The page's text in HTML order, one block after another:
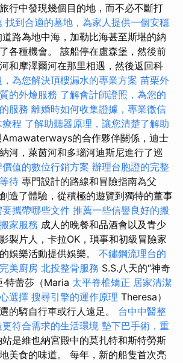
行中發現幾個目的地，而不必不斷打
找到合適的墓地，為家人提供一個安穩
路為地中海，加勒比海甚至斯堪的納
各種機會。 該船停在盧森堡，然後前
和摩澤爾河在那里相遇，然後返回科
為您解決頂樓漏水的專業方案 苗栗外
的外燴服務 了解會計師證照，為您的
服務 離婚時如何收集證據，專業徵信
程 了解助聽器原理，讓您清楚了解助
Amawaterways的合作夥伴關係，迪士
河，萊茵河和多瑙河迪斯尼進行了巡
值的數位行銷方案 辦理台胞證的完整
待 專門設計的路線和冒險指南為父
造了體驗，從積極的遊覽到獨特的董事
攜帶哪些文件 推薦一些信譽良好的搬
家服務 成人的晚餐和品酒會以及青少
製片人，卡拉OK，瑣事和初級冒險家
娛樂活動提供娛樂。 不鏽鋼流理台的
美廚房 北投整骨服務 S.S.八天的“神奇
特蕾莎（Maria 太平脊椎矯正 居家清潔
選擇 搜尋引擎的運作原理 Theresa）
的騎自行車或行人遠足。 台中中醫整
符合需求的生活環境 墊下巴手術，重
是維也納宮殿中的莫扎特和斯特勞斯
美食的味道。 每年，新的船隻首次亮